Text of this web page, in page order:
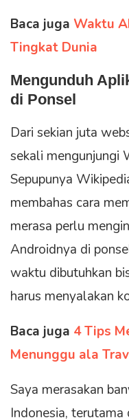
Baca juga Waktu
Tingkat Dunia
Mengunduh
di Ponsel
Dari sekian juta
sekali mengunjungi
Sepupunya
membahas cara
merasa perlu
Androidnya di
waktu dibutuhkan
harus menyalakan
Baca juga 4 Tips
Menunggu ala
Saya merasakan
Indonesia,